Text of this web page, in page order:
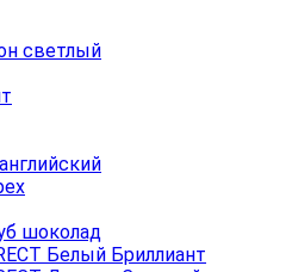
светлый
шоколад
Белый Бриллиант